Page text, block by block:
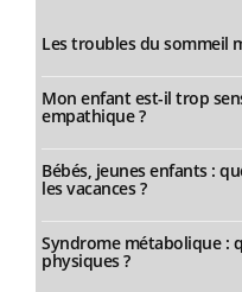
Les troubles du sommeil
Mon enfant est-il trop
empathique ?
Bébés, jeunes enfants :
les vacances ?
Syndrome métabolique :
physiques ?